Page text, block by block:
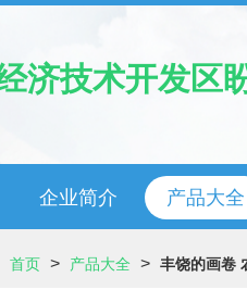
济技术开发区
企业简介 产品大全
首页 > 产品大全 > 丰饶的画卷